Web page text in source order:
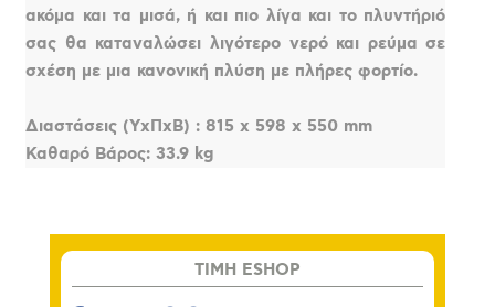
ακόμα και τα μισά, ή και πιο λίγα και το πλυντήριό
σας θα καταναλώσει λιγότερο νερό και ρεύμα σε
σχέση με μια κανονική πλύση με πλήρες φορτίο.
Διαστάσεις (ΥxΠxΒ) : 815 x 598 x 550 mm
Καθαρό Βάρος: 33.9 kg
TIMH ESHOP